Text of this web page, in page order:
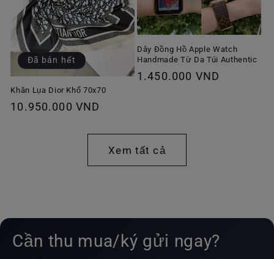
Đã bán hết
Khăn Lụa Dior Khổ 70x70
Giá
10.950.000 VND
Dây Đồng Hồ Apple Watch
Handmade Từ Da Túi Authentic
Giá
1.450.000 VND
Xem tất cả
Cần thu mua/ký gửi ngay?